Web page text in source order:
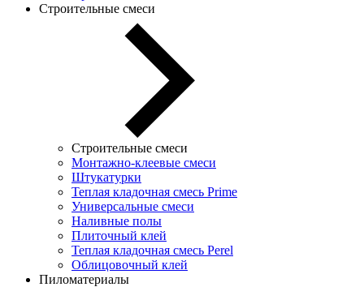
Строительные смеси
Строительные смеси
Монтажно-клеевые смеси
Штукатурки
Теплая кладочная смесь Prime
Универсальные смеси
Наливные полы
Плиточный клей
Теплая кладочная смесь Perel
Облицовочный клей
Пиломатериалы